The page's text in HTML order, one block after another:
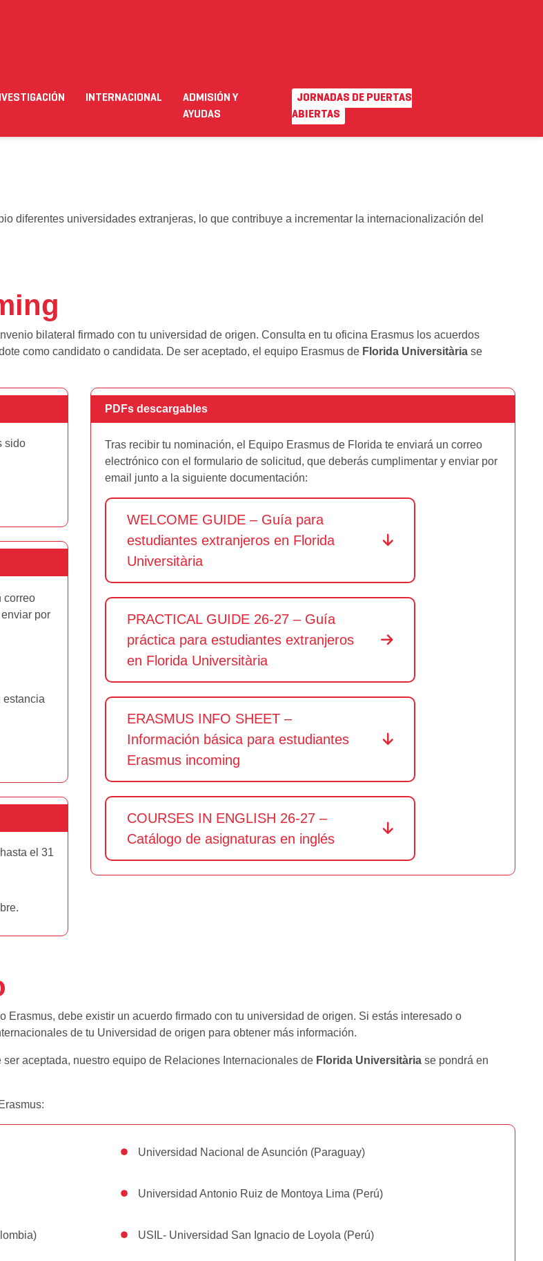
Estudiante Futuro alumnado Necesito ayuda Campus virtual
INTERNACIONAL
ADMISIÓN Y
AYUDAS
JORNADAS DE PUERTAS
ABIERTAS
diferentes universidades extranjeras, lo que contribuye a incrementar la internacionalización del
bilateral firmado con tu universidad de origen. Consulta en tu oficina Erasmus los acuerdos
como candidato o candidata. De ser aceptado, el equipo Erasmus de Florida Universitària se
sido
correo
por
estancia
el 31
PDFs descargables
Tras recibir tu nominación, el Equipo Erasmus de Florida te enviará un correo
electrónico con el formulario de solicitud, que deberás cumplimentar y enviar por
email junto a la siguiente documentación:
WELCOME GUIDE – Guía para
estudiantes extranjeros en Florida
Universitària
PRACTICAL GUIDE 26-27 – Guía
práctica para estudiantes extranjeros
en Florida Universitària
ERASMUS INFO SHEET –
Información básica para estudiantes
Erasmus incoming
COURSES IN ENGLISH 26-27 –
Catálogo de asignaturas en inglés
Erasmus, debe existir un acuerdo firmado con tu universidad de origen. Si estás interesado o
de tu Universidad de origen para obtener más información.
aceptada, nuestro equipo de Relaciones Internacionales de Florida Universitària se pondrá en
Universidad Nacional de Asunción (Paraguay)
Universidad Antonio Ruiz de Montoya Lima (Perú)
USIL- Universidad San Ignacio de Loyola (Perú)